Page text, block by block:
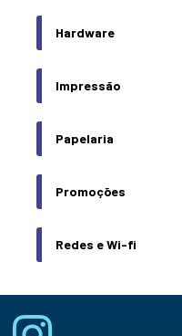
Hardware
Impressão
Papelaria
Promoções
Redes e Wi-fi